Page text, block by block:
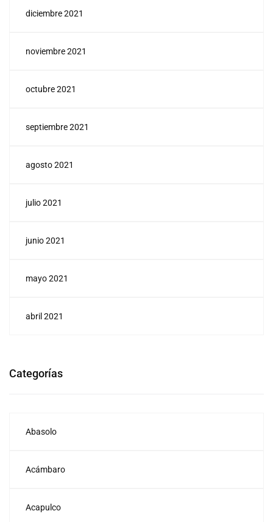
diciembre 2021
noviembre 2021
octubre 2021
septiembre 2021
agosto 2021
julio 2021
junio 2021
mayo 2021
abril 2021
Categorías
Abasolo
Acámbaro
Acapulco